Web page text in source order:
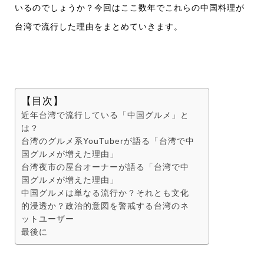
いるのでしょうか？今回はここ数年でこれらの中国料理が
台湾で流行した理由をまとめていきます。
【目次】
近年台湾で流行している「中国グルメ」と
は？
台湾のグルメ系YouTuberが語る「台湾で中
国グルメが増えた理由」
台湾夜市の屋台オーナーが語る「台湾で中
国グルメが増えた理由」
中国グルメは単なる流行か？それとも文化
的浸透か？政治的意図を警戒する台湾のネ
ットユーザー
最後に